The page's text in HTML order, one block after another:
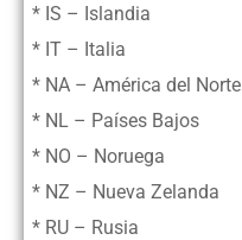
* IS – Islandia
* IT – Italia
* NA – América del Norte
* NL – Países Bajos
* NO – Noruega
* NZ – Nueva Zelanda
* RU – Rusia